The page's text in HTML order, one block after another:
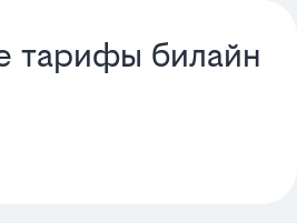
тарифы билайн